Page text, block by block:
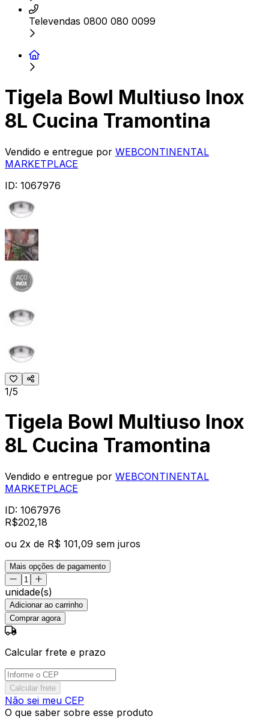
Televendas 0800 080 0099
Tigela Bowl Multiuso Inox
8L Cucina Tramontina
Vendido e entregue por WEBCONTINENTAL
MARKETPLACE
ID: 1067976
1/5
Tigela Bowl Multiuso Inox
8L Cucina Tramontina
Vendido e entregue por WEBCONTINENTAL
MARKETPLACE
ID: 1067976
R$202,18
ou 2x de R$ 101,09 sem juros
Mais opções de pagamento
unidade(s)
Adicionar ao carrinho
Comprar agora
Calcular frete e prazo
Calcular frete
Não sei meu CEP
O que saber sobre esse produto